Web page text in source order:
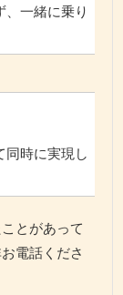
一緒に乗り
同時に実現し
とがあって
電話くださ